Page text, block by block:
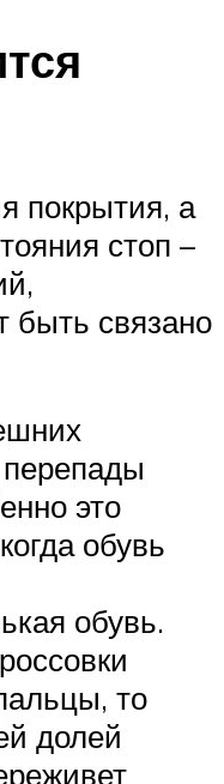
покрытия, а
стоп –
быть связано
это
обувь
обувь.
то
долей